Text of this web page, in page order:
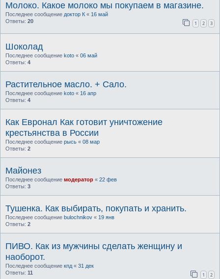
Молоко. Какое молоко мы покупаем в магазине.
Последнее сообщение доктор К « 16 май
Ответы: 20 1 2 3
Шоколад
Последнее сообщение koto « 06 май
Ответы: 4
Растительное масло. + Сало.
Последнее сообщение koto « 16 апр
Ответы: 4
Как Евронал Как готовит уничтожение
крестьянства в России
Последнее сообщение рысь « 08 мар
Ответы: 2
Майонез
Последнее сообщение модератор « 22 фев
Ответы: 3
Тушенка. Как выбирать, покупать и хранить.
Последнее сообщение bulochnikov « 19 янв
Ответы: 2
ПИВО. Как из мужчины сделать женщину и
наоборот.
Последнее сообщение кпд « 31 дек
Ответы: 11 1 2